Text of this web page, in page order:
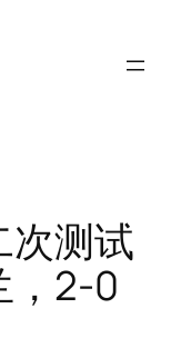
次测试
，2-0